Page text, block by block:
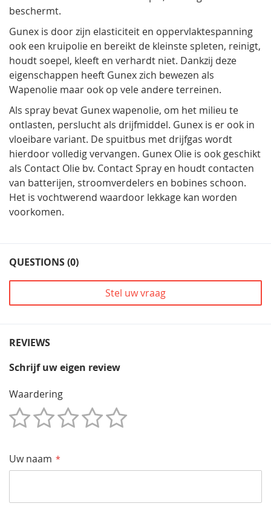
beschermt.
Gunex is door zijn elasticiteit en oppervlaktespanning
ook een kruipolie en bereikt de kleinste spleten, reinigt,
houdt soepel, kleeft en verhardt niet. Dankzij deze
eigenschappen heeft Gunex zich bewezen als
Wapenolie maar ook op vele andere terreinen.
Als spray bevat Gunex wapenolie, om het milieu te
ontlasten, perslucht als drijfmiddel. Gunex is er ook in
vloeibare variant. De spuitbus met drijfgas wordt
hierdoor volledig vervangen. Gunex Olie is ook geschikt
als Contact Olie bv. Contact Spray en houdt contacten
van batterijen, stroomverdelers en bobines schoon.
Het is vochtwerend waardoor lekkage kan worden
voorkomen.
QUESTIONS (0)
Stel uw vraag
REVIEWS
Schrijf uw eigen review
Waardering
Uw naam